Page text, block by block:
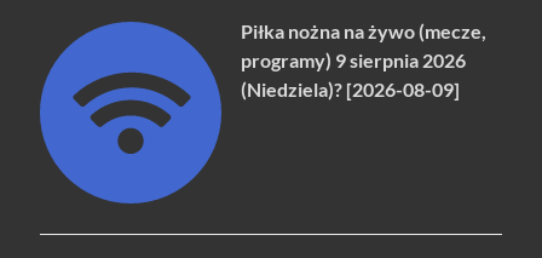
Piłka nożna na żywo (mecze,
programy) 9 sierpnia 2026
(Niedziela)? [2026-08-09]